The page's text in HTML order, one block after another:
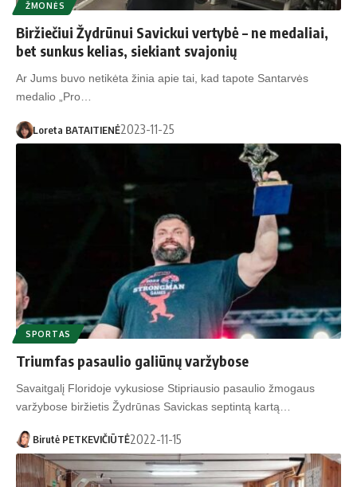
ŽMONĖS
Biržiečiui Žydrūnui Savickui vertybė – ne medaliai,
bet sunkus kelias, siekiant svajonių
Ar Jums buvo netikėta žinia apie tai, kad tapote Santarvės
medalio „Pro…
Loreta BATAITIENĖ2023-11-25
SPORTAS
Triumfas pasaulio galiūnų varžybose
Savaitgalį Floridoje vykusiose Stipriausio pasaulio žmogaus
varžybose biržietis Žydrūnas Savickas septintą kartą…
Birutė PETKEVIČIŪTĖ2022-11-15